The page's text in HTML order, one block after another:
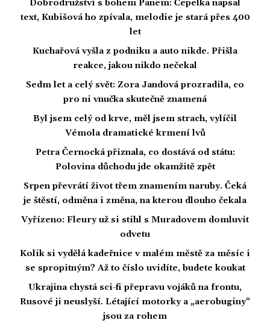
Dobrodružství s bohem Panem: Čepelka napsal
text, Kubišová ho zpívala, melodie je stará přes 400
let
Kuchařová vyšla z podniku a auto nikde. Přišla
reakce, jakou nikdo nečekal
Sedm let a celý svět: Zora Jandová prozradila, co
pro ni vnučka skutečně znamená
Byl jsem celý od krve, měl jsem strach, vylíčil
Vémola dramatické krmení lvů
Petra Černocká přiznala, co dostává od státu:
Polovina důchodu jde okamžitě zpět
Srpen převrátí život třem znamením naruby. Čeká
je štěstí, odměna i změna, na kterou dlouho čekala
Vyřízeno: Fleury už si stihl s Muradovem domluvit
odvetu
Kolik si vydělá kadeřnice v malém městě za měsíc i
se spropitným? Až to číslo uvidíte, budete koukat
Ukrajina chystá sci-fi přepravu vojáků na frontu,
Rusové ji neuslyší. Létající motorky a „aerobuginy“
jsou za rohem